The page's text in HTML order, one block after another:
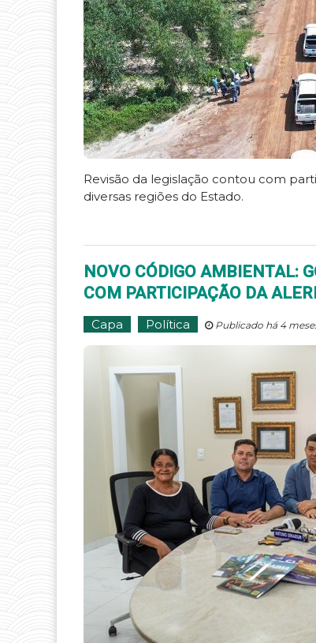
Revisão da legislação contou com
diversas regiões do Estado.
NOVO CÓDIGO AMBIENTAL:
COM PARTICIPAÇÃO DA
Capa Política Publicado há 4